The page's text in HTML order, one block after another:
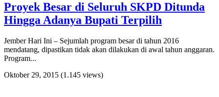
Proyek Besar di Seluruh SKPD Ditunda
Hingga Adanya Bupati Terpilih
Jember Hari Ini – Sejumlah program besar di tahun 2016
mendatang, dipastikan tidak akan dilakukan di awal tahun anggaran.
Program...
Oktober 29, 2015 (1.145 views)